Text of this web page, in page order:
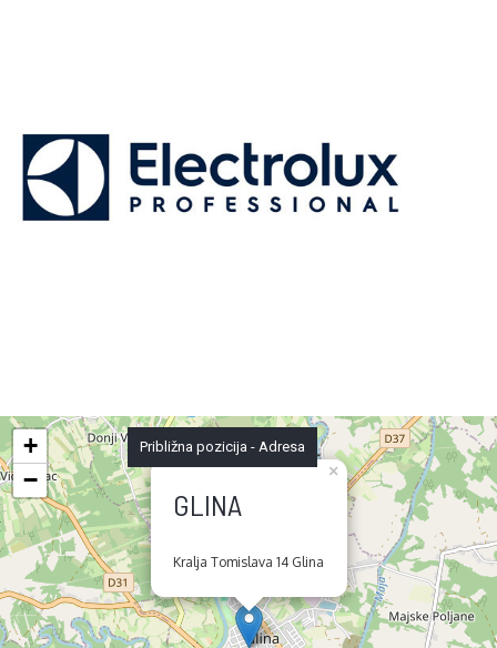
GLINA
Kralja Tomislava 14 Glina
×
+
−
Približna pozicija - Adresa